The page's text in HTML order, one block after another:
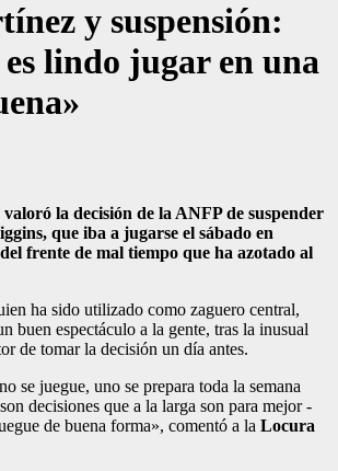
y suspensión:
lindo jugar en una
la decisión de la ANFP de suspender
que iba a jugarse el sábado en
frente de mal tiempo que ha azotado al
ha sido utilizado como zaguero central,
buen espectáculo a la gente, tras la inusual
de tomar la decisión un día antes.
se juegue, uno se prepara toda la semana
decisiones que a la larga son para mejor -
de buena forma», comentó a la Locura